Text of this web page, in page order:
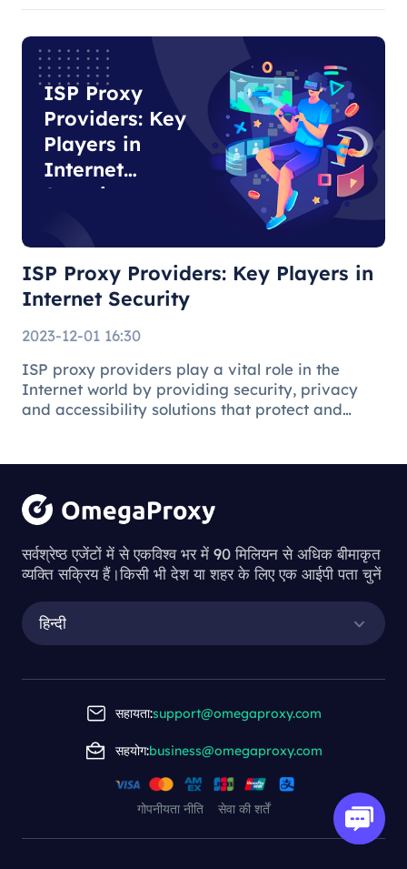
residential agents play an important role in
ISP Proxy
Providers: Key
Players in
Internet
Security
ISP Proxy Providers: Key Players in
Internet Security
2023-12-01 16:30
ISP proxy providers play a vital role in the
Internet world by providing security, privacy
and accessibility solutions that protect and
Understanding
the Process of
Downloading
Proxy Servers
Understanding the Process of Downl
oading Proxy Servers
This article delves into the process of
downloading a proxy server, highlighting the
importance of these tools in improving online
सर्वश्रेष्ठ एजेंटों में से एकविश्व भर में 90 मिलियन से अधिक बीमाकृत
व्यक्ति सक्रिय हैं।किसी भी देश या शहर के लिए एक आईपी पता चुनें
हिन्दी
सहायता:support@omegaproxy.com
सहयोग:business@omegaproxy.com
गोपनीयता नीति सेवा की शर्तें